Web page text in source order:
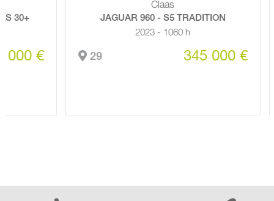
€
Claas
JAGUAR 960 - S5 TRADITION
2023 - 1060 h
29 345 000 €